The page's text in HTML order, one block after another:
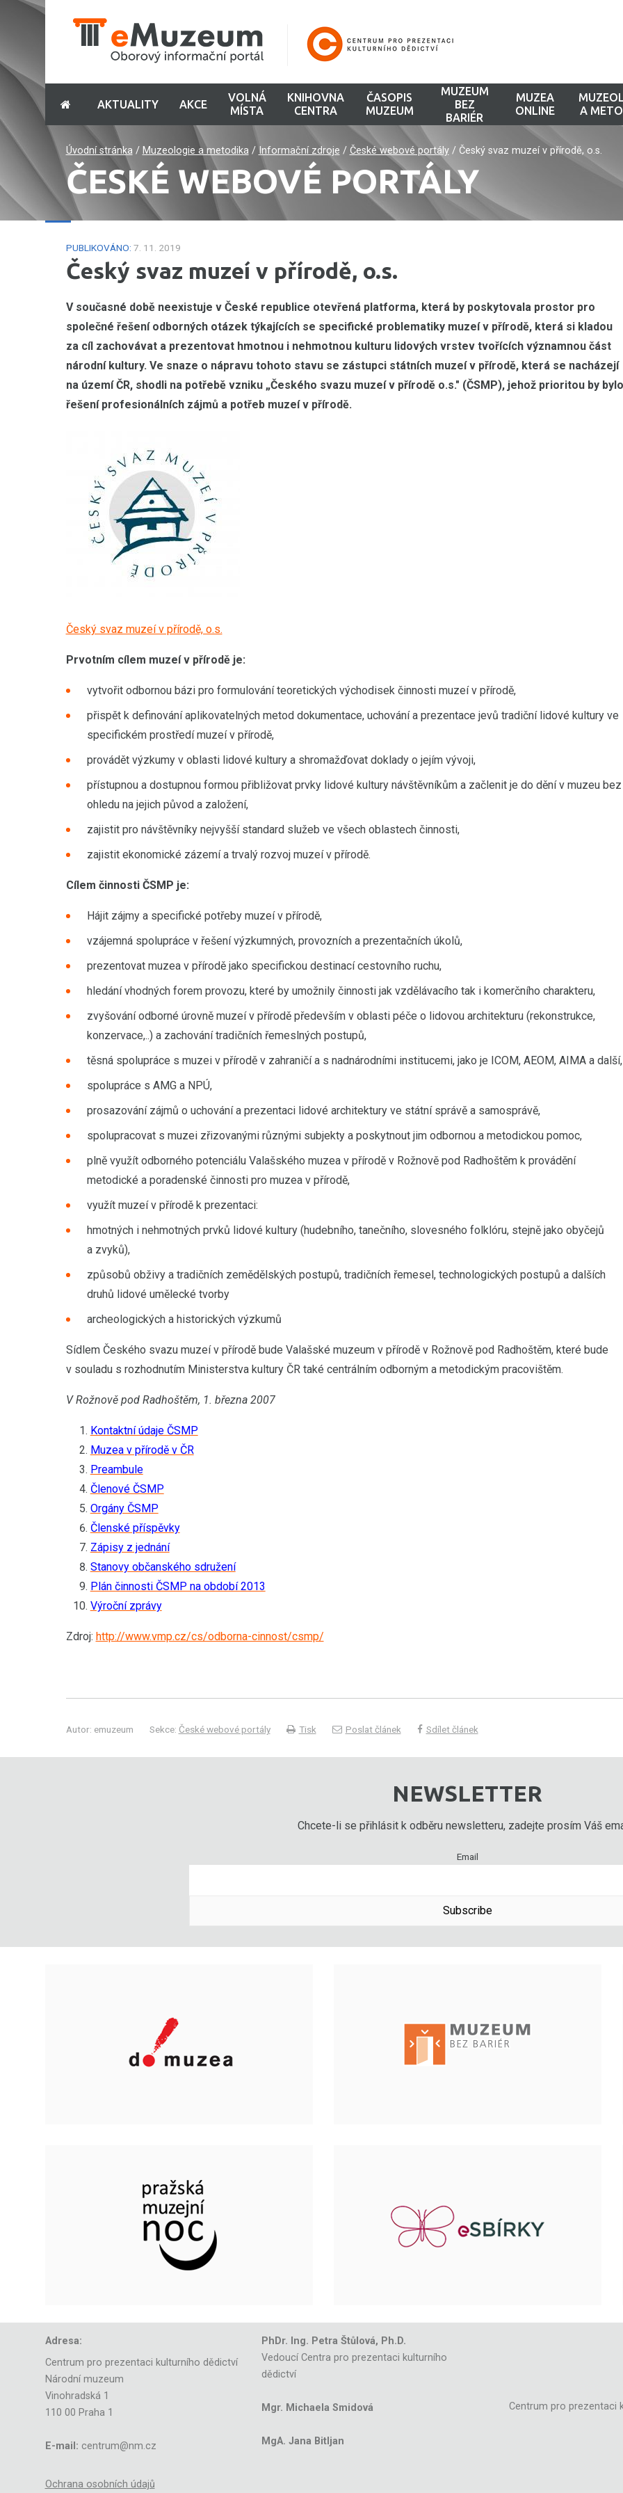
AKTUALITY AKCE
VOLNÁ
MÍSTA
KNIHOVNA
CENTRA
ČASOPIS
MUZEUM
MUZEUM
BEZ
BARIÉR
MUZEA
ONLINE
A
Úvodní stránka/ Muzeologie a metodika/ Informační zdroje / České webové portály/ Český svaz muzeí v přírodě, o.s.
ČESKÉ WEBOVÉ PORTÁLY
PUBLIKOVÁNO: 7. 11. 2019
Český svaz muzeí v přírodě, o.s.
V současné době neexistuje v České republice otevřená platforma, která by poskytovala prostor pro
společné řešení odborných otázek týkajících se specifické problematiky muzeí v přírodě, která si kladou
za cíl zachovávat a prezentovat hmotnou i nehmotnou kulturu lidových vrstev tvořících významnou část
národní kultury. Ve snaze o nápravu tohoto stavu se zástupci státních muzeí v přírodě, která se nacházejí
na území ČR, shodli na potřebě vzniku „Českého svazu muzeí v přírodě o.s." (ČSMP), jehož prioritou by bylo
řešení profesionálních zájmů a potřeb muzeí v přírodě.
Český svaz muzeí v přírodě, o.s.
Prvotním cílem muzeí v přírodě je:
vytvořit odbornou bázi pro formulování teoretických východisek činnosti muzeí v přírodě,
přispět k definování aplikovatelných metod dokumentace, uchování a prezentace jevů tradiční lidové kultury ve
specifickém prostředí muzeí v přírodě,
provádět výzkumy v oblasti lidové kultury a shromažďovat doklady o jejím vývoji,
přístupnou a dostupnou formou přibližovat prvky lidové kultury návštěvníkům a začlenit je do dění v muzeu bez
ohledu na jejich původ a založení,
zajistit pro návštěvníky nejvyšší standard služeb ve všech oblastech činnosti,
zajistit ekonomické zázemí a trvalý rozvoj muzeí v přírodě.
Cílem činnosti ČSMP je:
Hájit zájmy a specifické potřeby muzeí v přírodě,
vzájemná spolupráce v řešení výzkumných, provozních a prezentačních úkolů,
prezentovat muzea v přírodě jako specifickou destinací cestovního ruchu,
hledání vhodných forem provozu, které by umožnily činnosti jak vzdělávacího tak i komerčního charakteru,
zvyšování odborné úrovně muzeí v přírodě především v oblasti péče o lidovou architekturu (rekonstrukce,
konzervace,..) a zachování tradičních řemeslných postupů,
těsná spolupráce s muzei v přírodě v zahraničí a s nadnárodními institucemi, jako je ICOM, AEOM, AIMA a další,
spolupráce s AMG a NPÚ,
prosazování zájmů o uchování a prezentaci lidové architektury ve státní správě a samosprávě,
spolupracovat s muzei zřizovanými různými subjekty a poskytnout jim odbornou a metodickou pomoc,
plně využít odborného potenciálu Valašského muzea v přírodě v Rožnově pod Radhoštěm k provádění
metodické a poradenské činnosti pro muzea v přírodě,
využít muzeí v přírodě k prezentaci:
hmotných i nehmotných prvků lidové kultury (hudebního, tanečního, slovesného folklóru, stejně jako obyčejů
a zvyků),
způsobů obživy a tradičních zemědělských postupů, tradičních řemesel, technologických postupů a dalších
druhů lidové umělecké tvorby
archeologických a historických výzkumů
Sídlem Českého svazu muzeí v přírodě bude Valašské muzeum v přírodě v Rožnově pod Radhoštěm, které bude
v souladu s rozhodnutím Ministerstva kultury ČR také centrálním odborným a metodickým pracovištěm.
V Rožnově pod Radhoštěm, 1. března 2007
Kontaktní údaje ČSMP
Muzea v přírodě v ČR
Preambule
Členové ČSMP
Orgány ČSMP
Členské příspěvky
Zápisy z jednání
Stanovy občanského sdružení
Plán činnosti ČSMP na období 2013
Výroční zprávy
Zdroj: http://www.vmp.cz/cs/odborna-cinnost/csmp/
Autor: emuzeum Sekce: České webové portály Tisk Poslat článek Sdílet článek
NEWSLETTER
Chcete-li se přihlásit k odběru newsletteru, zadejte prosím Váš
Email
Subscribe
Adresa:
Centrum pro prezentaci kulturního dědictví
Národní muzeum
Vinohradská 1
110 00 Praha 1
E-mail: centrum@nm.cz
Ochrana osobních údajů
PhDr. Ing. Petra Štůlová, Ph.D.
Vedoucí Centra pro prezentaci kulturního
dědictví
Mgr. Michaela Smidová
MgA. Jana Bitljan
Centrum pro prezentaci